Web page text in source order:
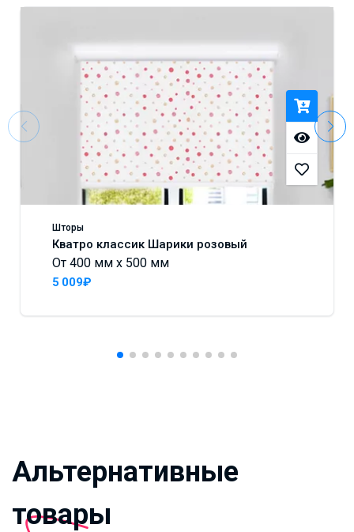
Шторы
Кватро классик Шарики розовый
От 400 мм x 500 мм
5 009₽
Альтернативные
товары